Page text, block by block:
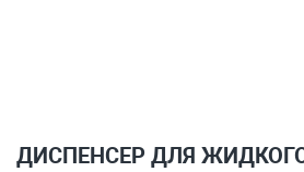
ДИСПЕНСЕР ДЛЯ